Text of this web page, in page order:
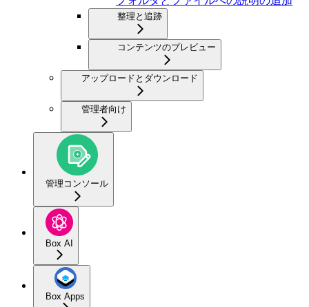
整理と追跡
コンテンツのプレビュー
アップロードとダウンロード
管理者向け
管理コンソール
Box AI
Box Apps